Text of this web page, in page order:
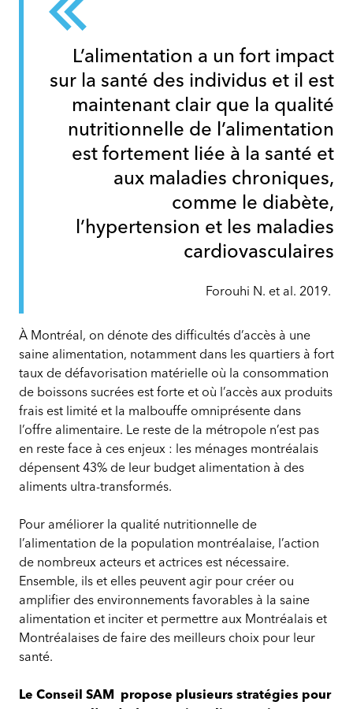
L’alimentation a un fort impact
sur la santé des individus et il est
maintenant clair que la qualité
nutritionnelle de l’alimentation
est fortement liée à la santé et
aux maladies chroniques,
comme le diabète,
l’hypertension et les maladies
cardiovasculaires
Forouhi N. et al. 2019.
À Montréal, on dénote des difficultés d’accès à une
saine alimentation, notamment dans les quartiers à fort
taux de défavorisation matérielle où la consommation
de boissons sucrées est forte et où l’accès aux produits
frais est limité et la malbouffe omniprésente dans
l’offre alimentaire. Le reste de la métropole n’est pas
en reste face à ces enjeux : les ménages montréalais
dépensent 43% de leur budget alimentation à des
aliments ultra-transformés.
Pour améliorer la qualité nutritionnelle de
l’alimentation de la population montréalaise, l’action
de nombreux acteurs et actrices est nécessaire.
Ensemble, ils et elles peuvent agir pour créer ou
amplifier des environnements favorables à la saine
alimentation et inciter et permettre aux Montréalais et
Montréalaises de faire des meilleurs choix pour leur
santé.
Le Conseil SAM propose plusieurs stratégies pour